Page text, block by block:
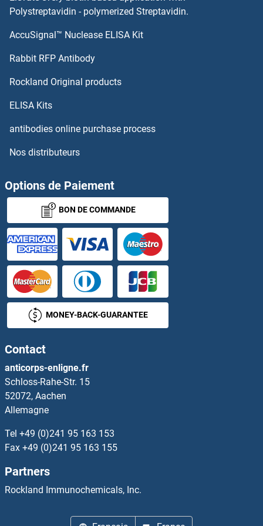
IL1R2 Anticorps
IL1F9 Anticorps
IL2RG Anticorps
IL31RA Anticorps
IL32 Anticorps
IL36A/IL1F6 Anticorps
IL3RA Anticorps
IL4 Receptor Anticorps
IL5RA Anticorps
IL6RA Anticorps
IL7R Anticorps
IL9 Receptor Anticorps
ILDR1 Anticorps
ILF2 Anticorps
ILK Anticorps
Polystreptavidin - polymerized Streptavidin.
AccuSignal™ Nuclease ELISA Kit
Rabbit RFP Antibody
Rockland Original products
ELISA Kits
antibodies online purchase process
Nos distributeurs
Options de Paiement
BON DE COMMANDE
MONEY-BACK-GUARANTEE
Contact
anticorps-enligne.fr
Schloss-Rahe-Str. 15
52072, Aachen
Allemagne
Tel +49 (0)241 95 163 153
Fax +49 (0)241 95 163 155
Partners
Rockland Immunochemicals, Inc.